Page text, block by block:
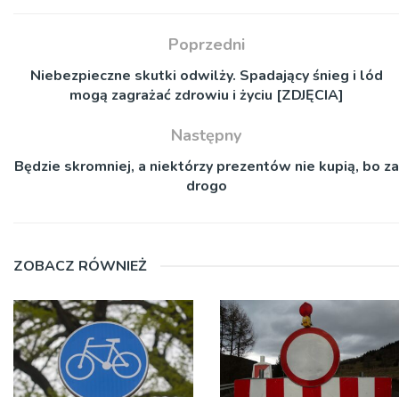
Poprzedni
Niebezpieczne skutki odwilży. Spadający śnieg i lód
mogą zagrażać zdrowiu i życiu [ZDJĘCIA]
Następny
Będzie skromniej, a niektórzy prezentów nie kupią, bo za
drogo
ZOBACZ RÓWNIEŻ